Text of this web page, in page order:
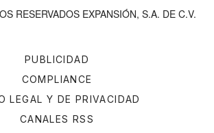
PUBLICIDAD
COMPLIANCE
LEGAL Y DE PRIVACIDAD
CANALES RSS
RESERVADOS EXPANSIÓN, S.A. DE C.V.